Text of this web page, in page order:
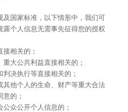
及国家标准，以下情形中，我们可
露个人信息无需事先征得您的授权
相关的；
大公共利益直接相关的；
决执行等直接相关的；
其他个人的生命、财产等重大合法
的；
众公开个人信息的；